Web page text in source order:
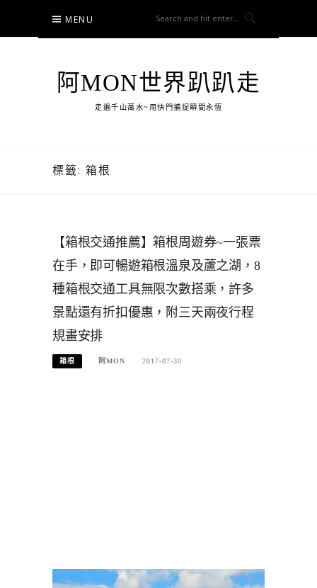
content
MENU
阿MON世界趴趴走
走遍千山萬水~用快門捕捉瞬間永恆
標籤: 箱根
【箱根交通推薦】箱根周遊券~一張票
在手，即可暢遊箱根溫泉及蘆之湖，8
種箱根交通工具無限次數搭乘，許多
景點還有折扣優惠，附三天兩夜行程
規畫安排
箱根 阿MON 2017-07-30